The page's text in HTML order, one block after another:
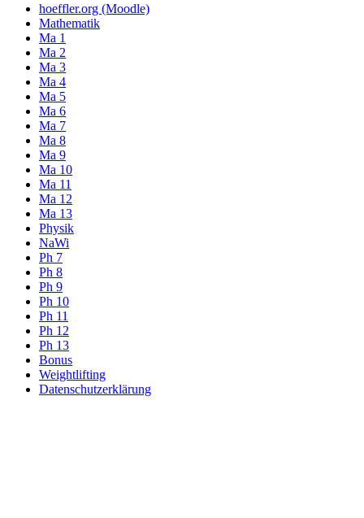
hoeffler.org (Moodle)
Mathematik
Ma 1
Ma 2
Ma 3
Ma 4
Ma 5
Ma 6
Ma 7
Ma 8
Ma 9
Ma 10
Ma 11
Ma 12
Ma 13
Physik
NaWi
Ph 7
Ph 8
Ph 9
Ph 10
Ph 11
Ph 12
Ph 13
Bonus
Weightlifting
Datenschutzerklärung